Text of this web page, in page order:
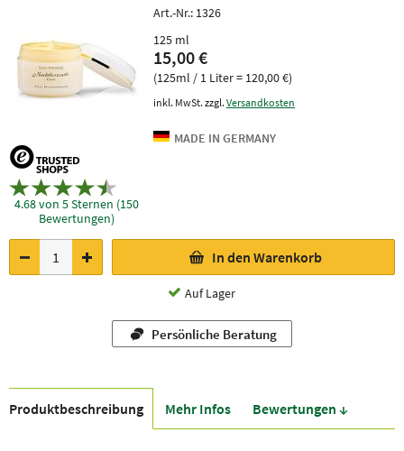
4.68 von 5 Sternen (150
Bewertungen)
Art.-Nr.: 1326
125 ml
15,00 €
(125ml / 1 Liter = 120,00 €)
inkl. MwSt. zzgl. Versandkosten
In den Warenkorb
Auf Lager
Persönliche Beratung
Produkt­beschreibung Mehr Infos Bewer­tungen ↓